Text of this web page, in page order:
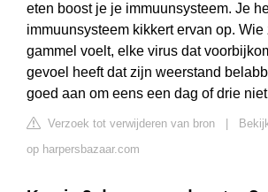
eten boost je je immuunsysteem. Je
immuunsysteem kikkert ervan op.
gammel voelt, elke virus dat
gevoel heeft dat zijn weerstand
goed aan om eens een dag of drie
Verzoek tot verwijderen van bron
op harpersbazaar.com